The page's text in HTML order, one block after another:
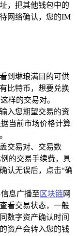
，把其他钱包中的
网络确认，您的IM
到琳琅满目的可供
比特币，想要兑换
样的交易对。
入您期望交易的资
当前市场价格计算
交易对、交易数
的交易手续费，具
认无误后，点击“确
息广播至 区块链网
看交易状态，一般
数字资产确认时间
资产会转入您的钱